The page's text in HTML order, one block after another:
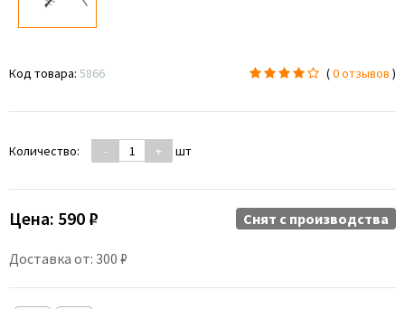
Код товара: 5866 (0 отзывов )
Количество: - + шт
Цена: 590 ₽
Доставка от: 300 ₽
Снят c производства